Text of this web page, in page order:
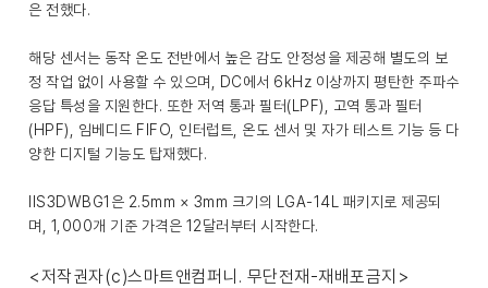
은 전했다.
해당 센서는 동작 온도 전반에서 높은 감도 안정성을 제공해 별도의 보
정 작업 없이 사용할 수 있으며, DC에서 6kHz 이상까지 평탄한 주파수
응답 특성을 지원한다. 또한 저역 통과 필터(LPF), 고역 통과 필터
(HPF), 임베디드 FIFO, 인터럽트, 온도 센서 및 자가 테스트 기능 등 다
양한 디지털 기능도 탑재했다.
IIS3DWBG1은 2.5mm × 3mm 크기의 LGA-14L 패키지로 제공되
며, 1,000개 기준 가격은 12달러부터 시작한다.
<저작권자(c)스마트앤컴퍼니. 무단전재-재배포금지>